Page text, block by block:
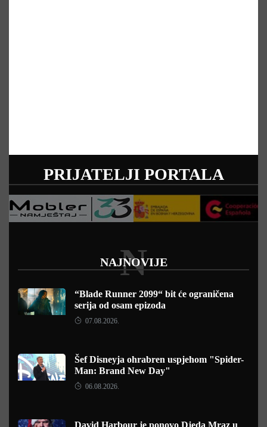
PRIJATELJI PORTALA
NAJNOVIJE
N
“Blade Runner 2099“ bit će ograničena
serija od osam epizoda
07.08.2026.
Šef Disneyja ohrabren uspjehom "Spider-
Man: Brand New Day"
06.08.2026.
David Harbour je ponovo Djeda Mraz u